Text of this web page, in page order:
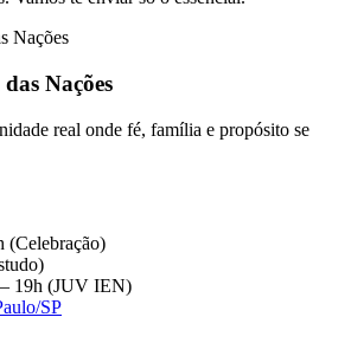
Nações
real onde fé, família e propósito se
19h (JUV IEN)
SP